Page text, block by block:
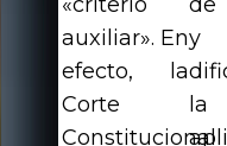
auxiliar». En
efecto, la
Corte
Constitucional
y
la